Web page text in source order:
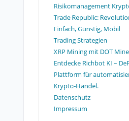
Risikomanagement
Trade Republic:
Einfach, Günstig, Mobil
Trading Strategien
XRP Mining mit DOT
Entdecke Richbot KI –
Plattform für
Krypto-Handel.
Datenschutz
Impressum